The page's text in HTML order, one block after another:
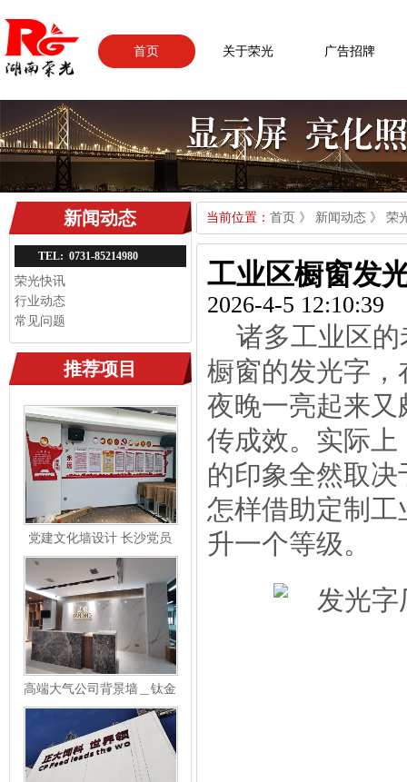
首页 关于荣光 广告招牌
新闻动态
TEL: 0731-85214980
荣光快讯
行业动态
常见问题
推荐项目
党建文化墙设计 长沙党员
活动室广告制作
高端大气公司背景墙＿钛金
不锈钢背发光字LOGO形象
墙
当前位置： 首页 》 新闻动态 》 荣
工业区橱窗发
2026-4-5 12:10:39
诸多工业区
橱窗的发光字
夜晚一亮起来
传成效。实际
的印象全然取
怎样借助定制
升一个等级。